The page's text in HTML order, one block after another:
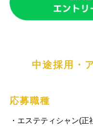
中途採用・
応募職種
・エステティシャン(正